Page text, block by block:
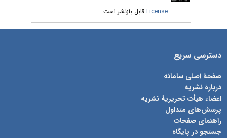
Licenseقابل بازنشر است.
دسترسی سریع
صفحۀ اصلی سامانه
دربارۀ نشریه
اعضاء هیأت تحریریۀ نشریه
پرسش‌های متداول
راهنمای صفحات
جستجو در پایگاه